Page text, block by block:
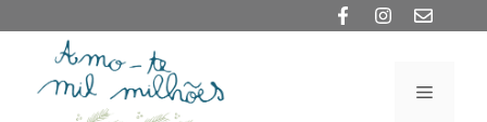
conteúdo
Menu